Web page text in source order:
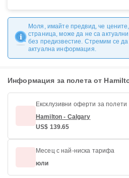
Моля, имайте предвид, че
страница, може да не са
без предизвестие. Стремим се
актуална информация.
Информация за полета от
Ексклузивни оферти за полети
Hamilton - Calgary
US$ 139.65
Месец с най-ниска тарифа
юли